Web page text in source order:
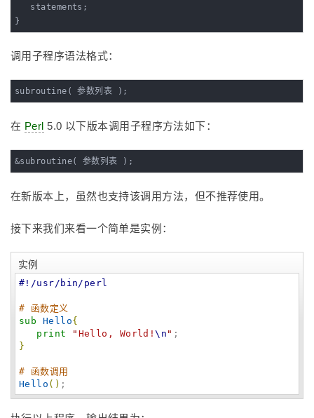
}
调用子程序语法格式：
subroutine( 参数列表 );
在 Perl 5.0 以下版本调用子程序方法如下：
&subroutine( 参数列表 );
在新版本上，虽然也支持该调用方法，但不推荐使用。
接下来我们来看一个简单是实例：
实例
#!/usr/bin/perl
# 函数定义
sub
Hello{
print
" Hello, World!\n "
}
# 函数调用
Hello ( ) ;